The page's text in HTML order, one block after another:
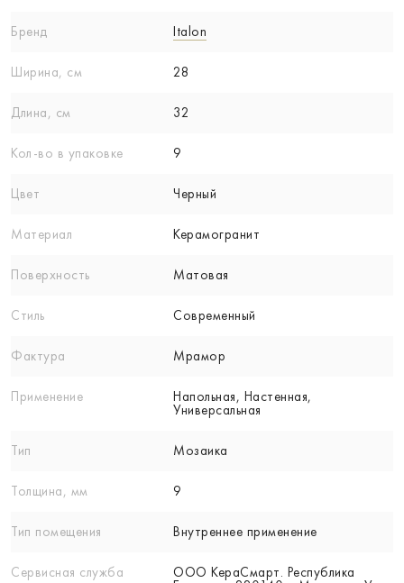
Бренд Italon
Ширина, см 28
Длина, см 32
Кол-вo в упаковке 9
Цвет Черный
Материал Керамогранит
Поверхность Матовая
Стиль Современный
Фактура Мрамор
Применение
Напольная, Настенная,
Универсальная
Тип Мозаика
Толщина, мм 9
Тип помещения Внутреннее применение
Сервисная служба
ООО КераСмарт. Республика